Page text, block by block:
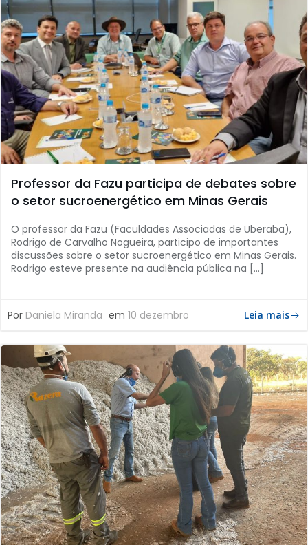
Professor da Fazu participa de debates sobre
o setor sucroenergético em Minas Gerais
O professor da Fazu (Faculdades Associadas de Uberaba),
Rodrigo de Carvalho Nogueira, participo de importantes
discussões sobre o setor sucroenergético em Minas Gerais.
Rodrigo esteve presente na audiência pública na […]
Por Daniela Miranda em 10 dezembro Leia mais